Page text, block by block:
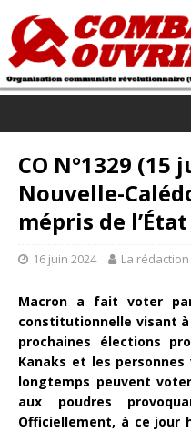
CO N°1329 (15
Nouvelle-
mépris de
16 juin 2024 La rédaction
Macron a fait voter
constitutionnelle visant
prochaines élections
Kanaks et les
longtemps peuvent
aux poudres
Officiellement, à ce jour